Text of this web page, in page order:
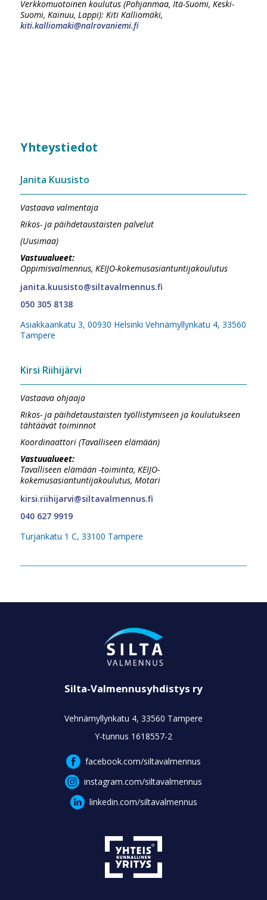
Verkkomuotoinen koulutus (Pohjanmaa, Itä-Suomi, Keski-
Suomi, Kainuu, Lappi): Kiti Kalliomäki,
kiti.kalliomaki@nalrovaniemi.fi
Yhteystiedot
Janita Kuusisto
Vastaava valmentaja
Rikos- ja päihdetaustaisten palvelut
(Uusimaa)
Vastuualueet:
Oppimisvalmennus, KEIJO-kokemusasiantuntijakoulutus
janita.kuusisto@siltavalmennus.fi
050 305 8138
Asiakkaankatu 3, 00930 Helsinki Vehnämyllynkatu 4, 33560
Tampere
Kirsi Riihijärvi
Vastaava ohjaaja
Rikos- ja päihdetaustaisten työllistymiseen ja koulutukseen
tähtäävät toiminnot
Koordinaattori (Tavalliseen elämään)
Vastuualueet:
Tavalliseen elämään -toiminta, KEIJO-
kokemusasiantuntijakoulutus, Motari
kirsi.riihijarvi@siltavalmennus.fi
040 627 9919
Turjankatu 1 C, 33100 Tampere
Silta-Valmennusyhdistys ry
Vehnämyllynkatu 4, 33560 Tampere
Y-tunnus 1618557-2
facebook.com/siltavalmennus
instagram.com/siltavalmennus
linkedin.com/siltavalmennus